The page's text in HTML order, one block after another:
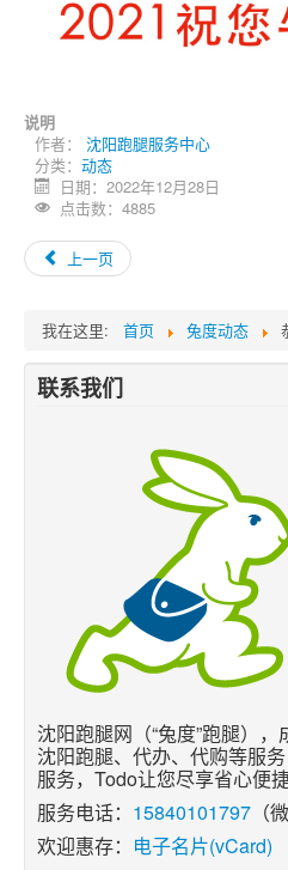
说明
作者： 沈阳跑腿服务中心
分类： 动态
日期：2022年12月28日
点击数：4885
上一页
我在这里: 首页 兔度动态
联系我们
沈阳跑腿网（“兔度”跑腿）
沈阳跑腿、代办、代购等服
服务，Todo让您尽享省心便捷
服务电话： 15840101797 （
欢迎惠存： 电子名片(vCard)